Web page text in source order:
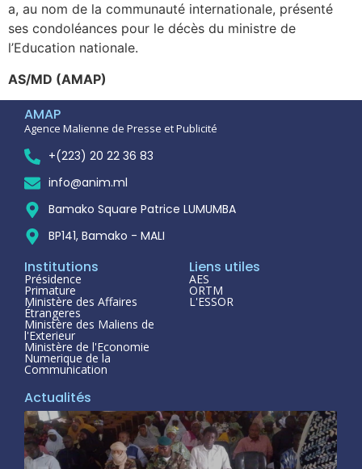
a, au nom de la communauté internationale, présenté
ses condoléances pour le décès du ministre de
l’Education nationale.
AS/MD (AMAP)
AMAP
Agence Malienne de Presse et Publicité
+(223) 20 22 36 83
info@anim.ml
Bamako Square Patrice LUMUMBA
BP141, Bamako - MALI
Institutions
Présidence
Primature
Ministère des Affaires
Étrangeres
Ministère des Maliens de
l'Exterieur
Ministère de l'Economie
Numerique de la
Communication
Liens utiles
AES
ORTM
L'ESSOR
Actualités